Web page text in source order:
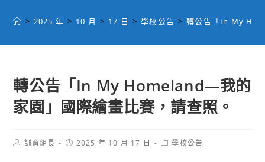
> 2025 年 > 10 月 > 17 日 > 學校公告 > 轉公告「In My
轉公告「In My Homeland—我的
家園」國際繪畫比賽，請查照。
Post訓育組長
Post2025 年 10 月 17 日
Post學校公告